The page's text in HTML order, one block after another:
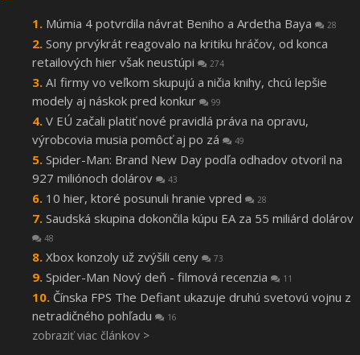
Múmia 4 potvrdila návrat Beniho a Ardetha Baya 28
Sony prvýkrát reagovalo na kritiku hráčov, od konca
retailových hier však neustúpi
274
AI firmy vo veľkom skupujú a ničia knihy, chcú lepšie
modely aj náskok pred konkur
99
V EÚ začali platiť nové pravidlá práva na opravu,
výrobcovia musia pomôcť aj po zá
49
Spider-Man: Brand New Day podľa odhadov otvoril na
927 miliónoch dolárov
43
10 hier, ktoré posunuli hranie vpred 28
Saudská skupina dokončila kúpu EA za 55 miliárd dolárov
48
Xbox konzoly už zvýšili ceny 73
Spider-Man Nový deň - filmová recenzia 11
Čínska FPS The Defiant ukazuje druhú svetovú vojnu z
netradičného pohľadu
16
zobraziť viac článkov >